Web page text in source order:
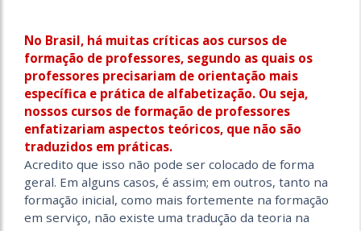
No Brasil, há muitas críticas aos cursos de
formação de professores, segundo as quais os
professores precisariam de orientação mais
específica e prática de alfabetização. Ou seja,
nossos cursos de formação de professores
enfatizariam aspectos teóricos, que não são
traduzidos em práticas.
Acredito que isso não pode ser colocado de forma
geral. Em alguns casos, é assim; em outros, tanto na
formação inicial, como mais fortemente na formação
em serviço, não existe uma tradução da teoria na